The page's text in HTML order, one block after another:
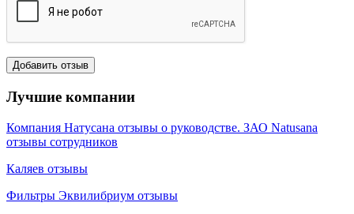
Лучшие компании
Компания Натусана отзывы о руководстве. ЗАО Natusana
отзывы сотрудников
Каляев отзывы
Фильтры Эквилибриум отзывы